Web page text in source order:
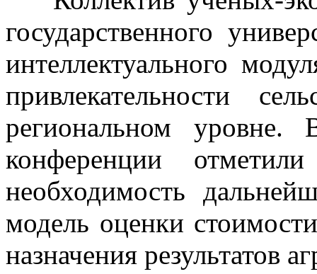
государственного
интеллектуального
привлекательности
региональном уровне.
конференции отметили
необходимость
модель оценки
назначения результатов